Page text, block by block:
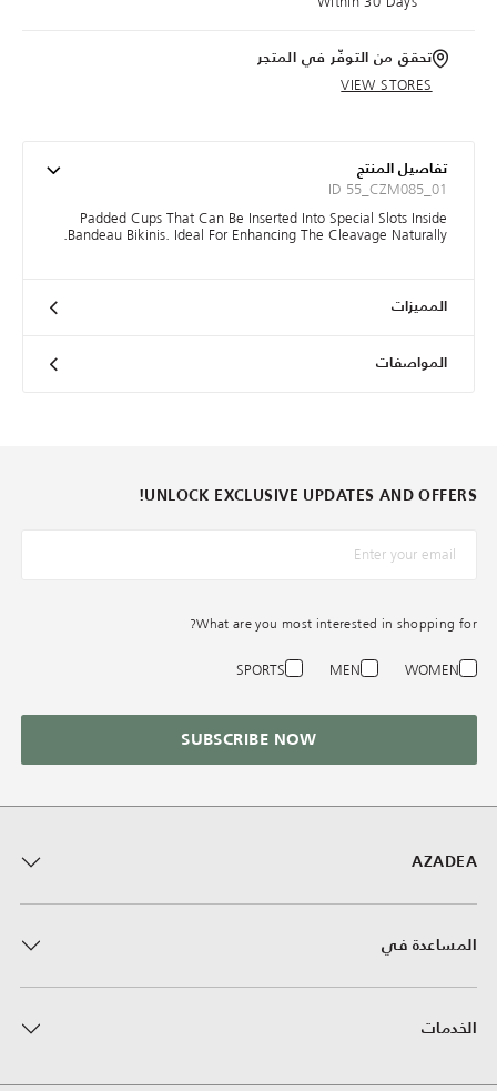
تحقق من التوفّر في المتجر
VIEW STORES
تفاصيل المنتج
ID 55_CZM085_01
Padded Cups That Can Be Inserted Into Special Slots Inside
Bandeau Bikinis. Ideal For Enhancing The Cleavage Naturally.
المميزات
المواصفات
AZADEA
المساعدة في
الخدمات
UNLOCK EXCLUSIVE UPDATES AND OFFERS!
*البريد الإلكترونيّ
What are you most interested in shopping for?
WOMEN
MEN
SPORTS
SUBSCRIBE NOW